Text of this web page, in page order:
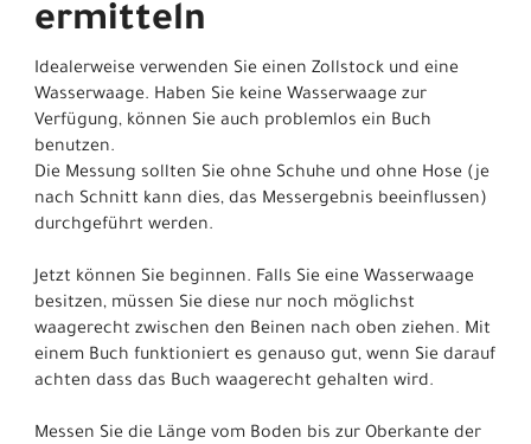
ermitteln
Idealerweise verwenden Sie einen Zollstock und eine
Wasserwaage. Haben Sie keine Wasserwaage zur
Verfügung, können Sie auch problemlos ein Buch
benutzen.
Die Messung sollten Sie ohne Schuhe und ohne Hose (je
nach Schnitt kann dies, das Messergebnis beeinflussen)
durchgeführt werden.
Jetzt können Sie beginnen. Falls Sie eine Wasserwaage
besitzen, müssen Sie diese nur noch möglichst
waagerecht zwischen den Beinen nach oben ziehen. Mit
einem Buch funktioniert es genauso gut, wenn Sie darauf
achten dass das Buch waagerecht gehalten wird.
Messen Sie die Länge vom Boden bis zur Oberkante der